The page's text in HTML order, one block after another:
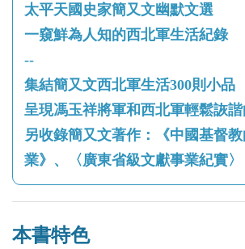
太平天國史家簡又文幽默文選
一窺鮮為人知的西北軍生活紀錄
--
集結簡又文西北軍生活300則小品
呈現馮玉祥將軍和西北軍輕鬆詼
另收錄簡又文著作：《中國基督
業》、〈廣東省級文獻事業紀實〉
本書特色